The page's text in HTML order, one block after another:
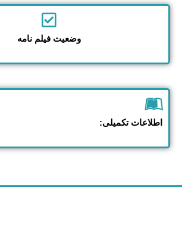
وضعیت فیلم نامه
اطلاعات تکمیلی: